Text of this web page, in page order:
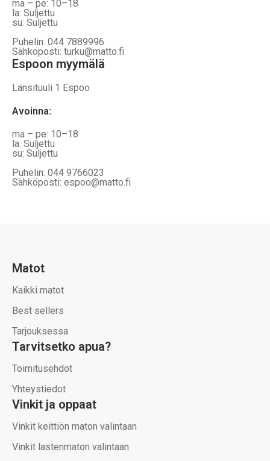
ma – pe: 10–18
la: Suljettu
su: Suljettu
Puhelin: 044 7889996
Sähköposti: turku@matto.fi
Espoon myymälä
Länsituuli 1 Espoo
Avoinna:
ma – pe: 10–18
la: Suljettu
su: Suljettu
Puhelin: 044 9766023
Sähköposti: espoo@matto.fi
Matot
Kaikki matot
Best sellers
Tarjouksessa
Tarvitsetko apua?
Toimitusehdot
Yhteystiedot
Vinkit ja oppaat
Vinkit keittiön maton valintaan
Vinkit lastenmaton valintaan